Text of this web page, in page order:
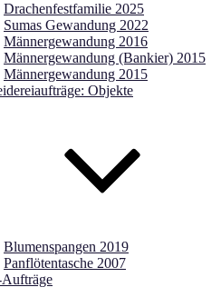
Drachenfestfamilie 2025
Sumas Gewandung 2022
Männergewandung 2016
Männergewandung (Bankier) 2015
Männergewandung 2015
Objekte
Blumenspangen 2019
Panflötentasche 2007